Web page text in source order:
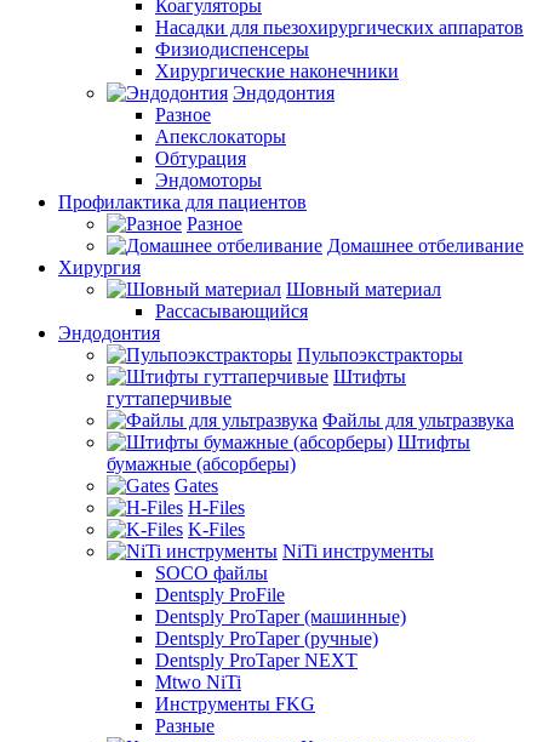
Коагуляторы
Насадки для пьезохирургических аппаратов
Физиодиспенсеры
Хирургические наконечники
Эндодонтия
Разное
Апекслокаторы
Обтурация
Эндомоторы
Профилактика для пациентов
Разное
Домашнее отбеливание
Хирургия
Шовный материал
Рассасывающийся
Эндодонтия
Пульпоэкстракторы
Штифты
гуттаперчивые
Файлы для ультразвука
Штифты
бумажные (абсорберы)
Gates
H-Files
K-Files
NiTi инструменты
SOCO файлы
Dentsply ProFile
Dentsply ProTaper (машинные)
Dentsply ProTaper (ручные)
Dentsply ProTaper NEXT
Mtwo NiTi
Инструменты FKG
Разные